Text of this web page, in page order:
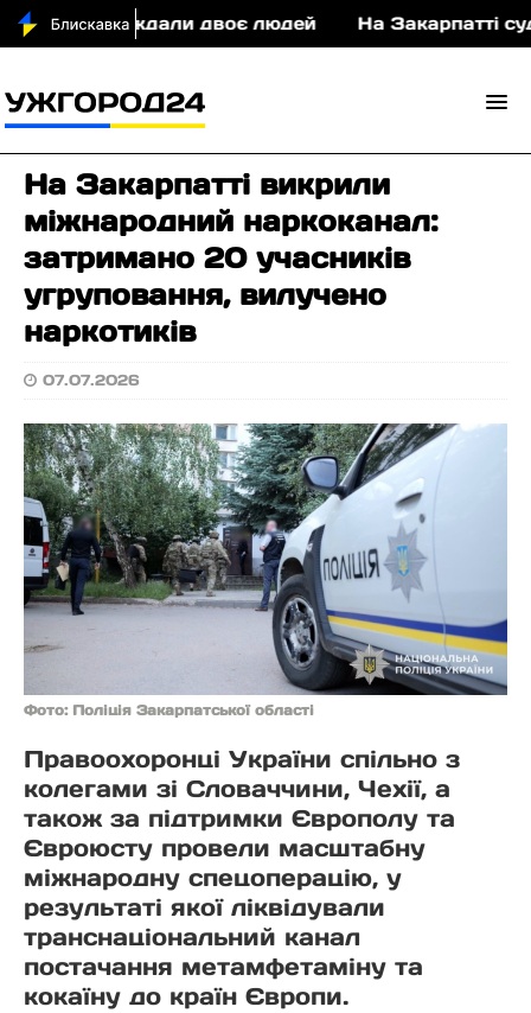
двоє людей На Закарпатті
На Закарпатті викрили
міжнародний наркоканал:
затримано 20 учасників
угруповання, вилучено
наркотиків
07.07.2026
Фото: Поліція Закарпатської області
Правоохоронці України спільно з
колегами зі Словаччини, Чехії, а
також за підтримки Європолу та
Євроюсту провели масштабну
міжнародну спецоперацію, у
результаті якої ліквідували
транснаціональний канал
постачання метамфетаміну та
кокаїну до країн Європи.